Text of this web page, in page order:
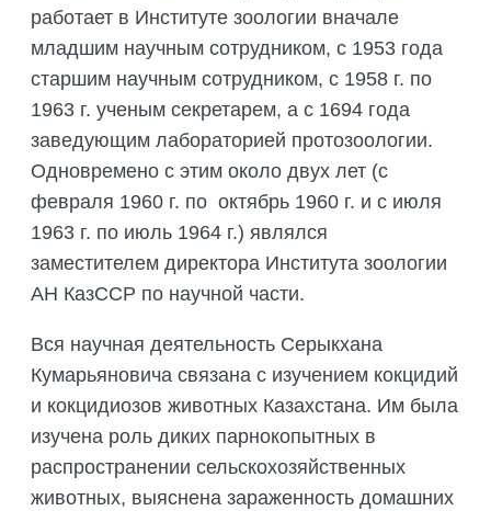
работает в Институте зоологии вначале
младшим научным сотрудником, с 1953 года
старшим научным сотрудником, с 1958 г. по
1963 г. ученым секретарем, а с 1694 года
заведующим лабораторией протозоологии.
Одновремено с этим около двух лет (с
февраля 1960 г. по октябрь 1960 г. и с июля
1963 г. по июль 1964 г.) являлся
заместителем директора Института зоологии
АН КазССР по научной части.
Вся научная деятельность Серыкхана
Кумарьяновича связана с изучением кокцидий
и кокцидиозов животных Казахстана. Им была
изучена роль диких парнокопытных в
распространении сельскохозяйственных
животных, выяснена зараженность домашних